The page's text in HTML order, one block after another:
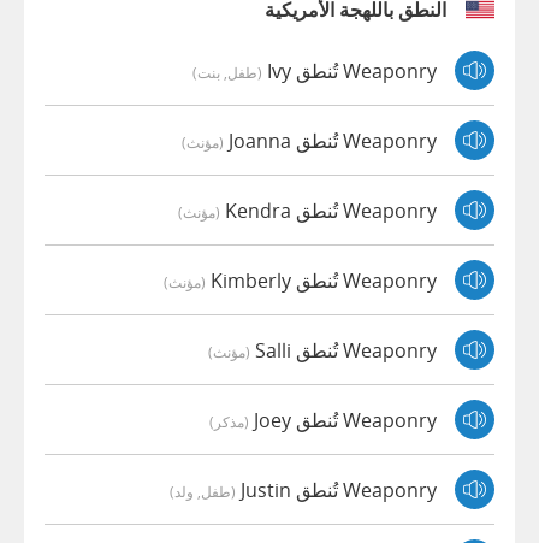
النطق باللهجة الأمريكية
Weaponry تُنطق Ivy (طفل, بنت)
Weaponry تُنطق Joanna (مؤنث)
Weaponry تُنطق Kendra (مؤنث)
Weaponry تُنطق Kimberly (مؤنث)
Weaponry تُنطق Salli (مؤنث)
Weaponry تُنطق Joey (مذكر)
Weaponry تُنطق Justin (طفل, ولد)